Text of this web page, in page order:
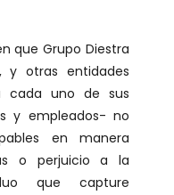
que Grupo Diestra
y otras entidades
cada uno de sus
y empleados- no
en manera
o perjuicio a la
que capture